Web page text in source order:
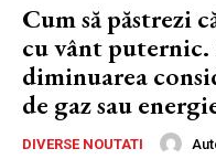
Cum să păstrezi
cu vânt
diminuarea
de gaz sau
DIVERSE NOUTATI